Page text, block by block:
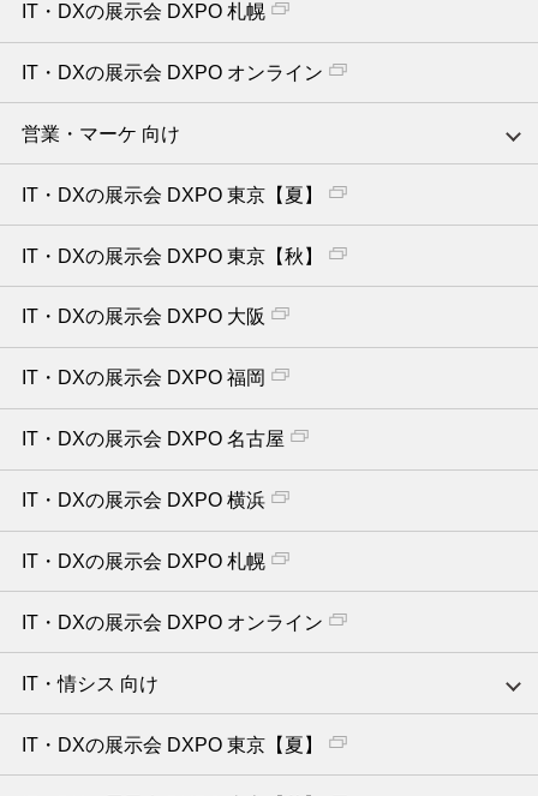
IT・DXの展示会 DXPO 札幌
IT・DXの展示会 DXPO オンライン
営業・マーケ 向け
IT・DXの展示会 DXPO 東京【夏】
IT・DXの展示会 DXPO 東京【秋】
IT・DXの展示会 DXPO 大阪
IT・DXの展示会 DXPO 福岡
IT・DXの展示会 DXPO 名古屋
IT・DXの展示会 DXPO 横浜
IT・DXの展示会 DXPO 札幌
IT・DXの展示会 DXPO オンライン
IT・情シス 向け
IT・DXの展示会 DXPO 東京【夏】